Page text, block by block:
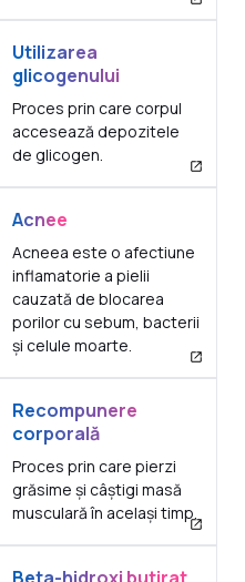
Utilizarea
glicogenului
Proces prin care corpul
accesează depozitele
de glicogen.
Acnee
Acneea este o afectiune
inflamatorie a pielii
cauzată de blocarea
porilor cu sebum, bacterii
și celule moarte.
Recompunere
corporală
Proces prin care pierzi
grăsime și câștigi masă
musculară în același timp.